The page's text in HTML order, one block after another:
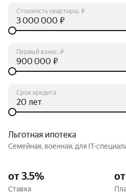
Стоимость квартиры, ₽
₽
Первый взнос, ₽
₽
Срок кредита
лет
Льготная ипотека
Семейная, военная, для IT-
от 3.5%
Ставка